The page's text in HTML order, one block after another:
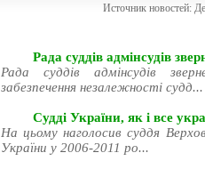
Источник новостей:
Рада суддів адмінсудів
Рада суддів адмінсудів
забезпечення незалежності судд...
Судді України, як і все
На цьому наголосив суддя
України у 2006-2011 ро...